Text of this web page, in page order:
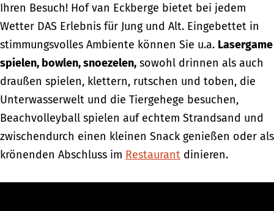
Ihren Besuch! Hof van Eckberge bietet bei jedem
Wetter DAS Erlebnis für Jung und Alt. Eingebettet in
stimmungsvolles Ambiente können Sie u.a. Lasergame
spielen, bowlen, snoezelen, sowohl drinnen als auch
draußen spielen, klettern, rutschen und toben, die
Unterwasserwelt und die Tiergehege besuchen,
Beachvolleyball spielen auf echtem Strandsand und
zwischendurch einen kleinen Snack genießen oder als
krönenden Abschluss im Restaurant dinieren.